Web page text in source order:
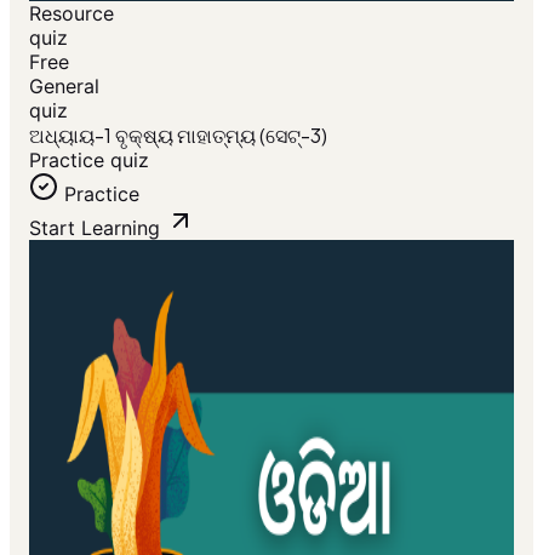
Resource
quiz
Free
General
quiz
ଅଧ୍ୟାୟ-1 ବୃକ୍ଷ୍ୟ ମାହାତ୍ମ୍ୟ (ସେଟ୍-3)
Practice quiz
Practice
Start Learning